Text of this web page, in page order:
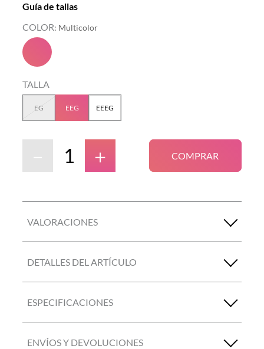
Guía de tallas
COLOR: Multicolor
TALLA
EG EEG EEEG
＋
－ COMPRAR
VALORACIONES
DETALLES DEL ARTÍCULO
ESPECIFICACIONES
ENVÍOS Y DEVOLUCIONES